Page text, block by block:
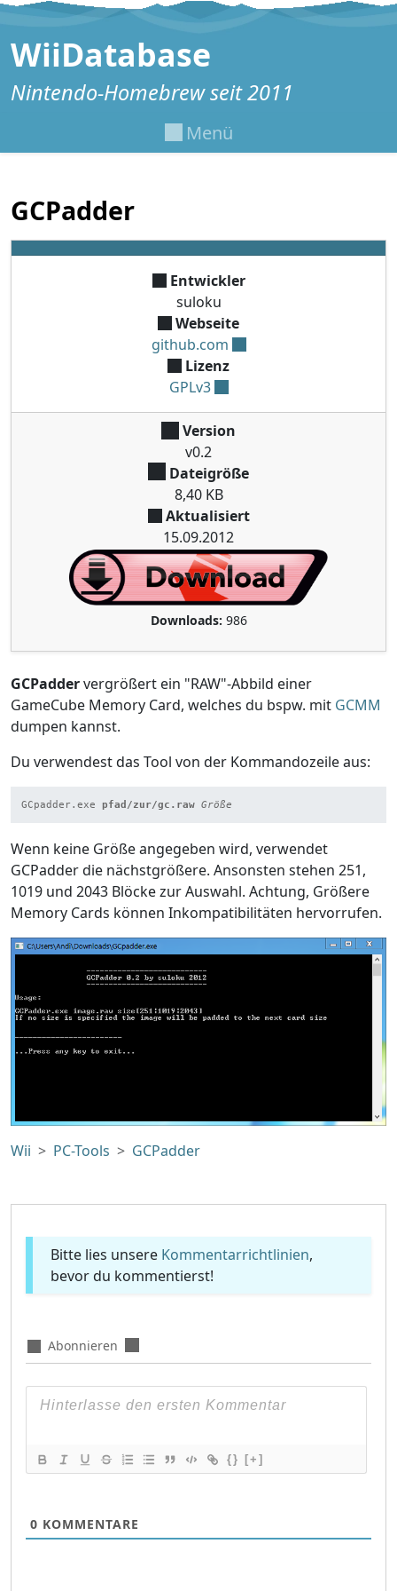
Zum Inhalt springen
WiiDatabase
Nintendo-Homebrew seit 2011
Menü
GCPadder
Entwickler
suloku
Webseite
github.com
Lizenz
GPLv3
Version
v0.2
Dateigröße
8,40 KB
Aktualisiert
15.09.2012
Downloads: 986
GCPaddervergrößert ein "RAW"-Abbild einer
GameCube Memory Card, welches du bspw. mit GCMM
dumpen kannst.
Du verwendest das Tool von der Kommandozeile aus:
GCpadder.exe pfad/zur/gc.raw Größe
Wenn keine Größe angegeben wird, verwendet
GCPadder die nächstgrößere. Ansonsten stehen 251,
1019 und 2043 Blöcke zur Auswahl. Achtung, Größere
Memory Cards können Inkompatibilitäten hervorrufen.
Wii PC-Tools GCPadder
Bitte lies unsere Kommentarrichtlinien,
bevor du kommentierst!
Abonnieren
{} [+]
0 KOMMENTARE